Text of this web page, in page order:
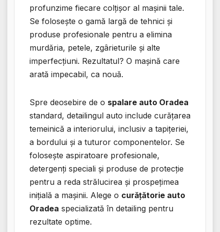
profunzime fiecare colțișor al mașinii tale.
Se folosește o gamă largă de tehnici și
produse profesionale pentru a elimina
murdăria, petele, zgârieturile și alte
imperfecțiuni. Rezultatul? O mașină care
arată impecabil, ca nouă.
Spre deosebire de o spalare auto Oradea
standard, detailingul auto include curățarea
temeinică a interiorului, inclusiv a tapițeriei,
a bordului și a tuturor componentelor. Se
folosește aspiratoare profesionale,
detergenți speciali și produse de protecție
pentru a reda strălucirea și prospețimea
inițială a mașinii. Alege o curățătorie auto
Oradea specializată în detailing pentru
rezultate optime.